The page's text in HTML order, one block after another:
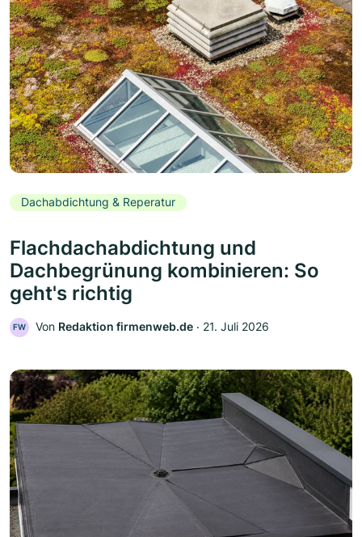
Dachabdichtung & Reperatur
Flachdachabdichtung und
Dachbegrünung kombinieren: So
geht's richtig
FW Von Redaktion firmenweb.de ‧ 21. Juli 2026